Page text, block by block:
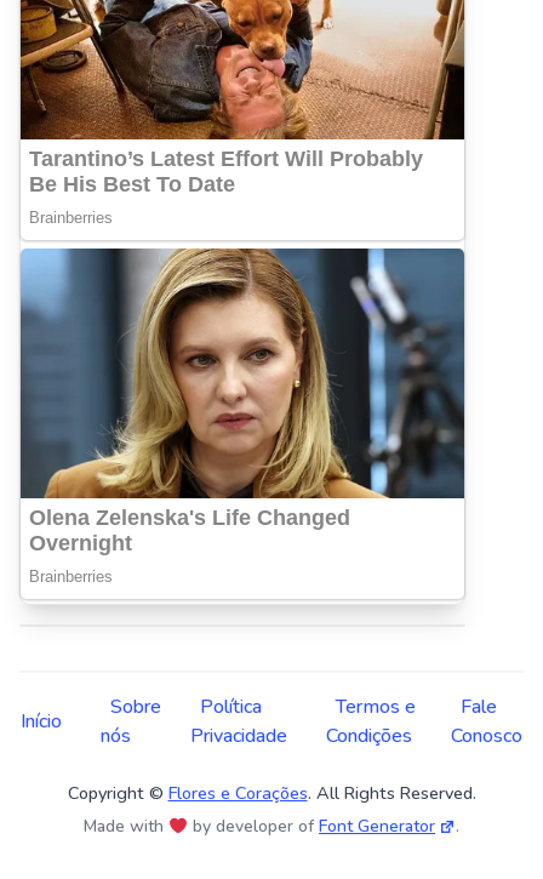
Início
Sobre
nós
Política
Privacidade
Termos e
Condições
Fale
Conosco
Copyright © Flores e Corações. All Rights Reserved.
Made with by developer ofFont Generator .